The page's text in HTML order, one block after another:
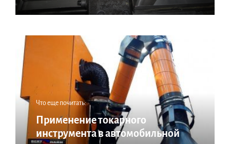
Что еще почитать:
Применение токарного
инструмента в автомобильной